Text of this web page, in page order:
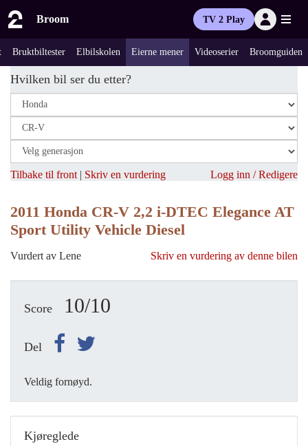
Broom TV 2 Play
Bruktbiltester Elbilskolen Eierne mener Videoserier Broomguiden
Hvilken bil ser du etter?
Tilbake til front | Skriv en vurdering Logg inn / Redigere
2011 Honda CR-V 2,2 i-DTEC Elegance AT
Sport Utility Vehicle Diesel
Vurdert av Lene Skriv en vurdering av denne bilen
Score 10/10
Del
Veldig fornøyd.
Kjøreglede